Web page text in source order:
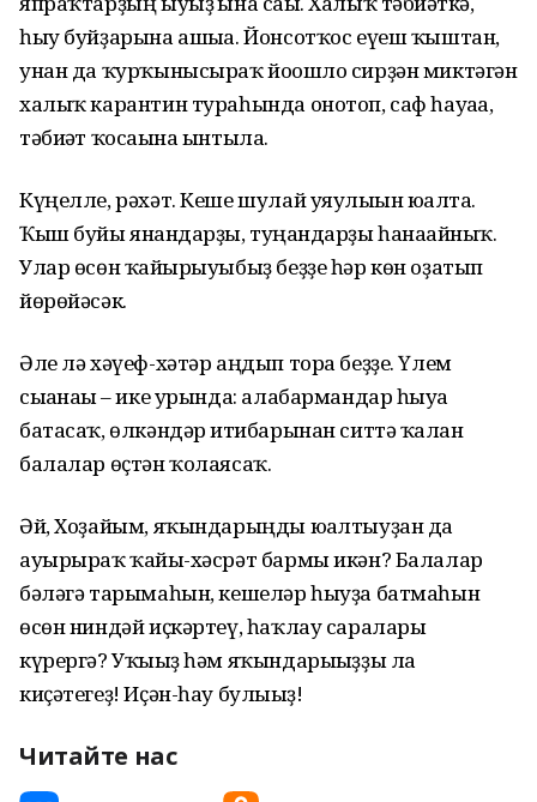
һыу буйҙарына ашыға. Йонсотҡос еүеш ҡыштан,
унан да ҡурҡынысыраҡ йоғошло сирҙән миктәгән
халыҡ карантин тураһында онотоп, саф һауаға,
тәбиғәт ҡосағына ынтыла.
Күңелле, рәхәт. Кеше шулай уяулығын юғалта.
Ҡыш буйы янғандарҙы, туңғандарҙы һанағайныҡ.
Улар өсөн ҡайғырыуыбыҙ беҙҙе һәр көн оҙатып
йөрөйәсәк.
Әле лә хәүеф-хәтәр аңдып тора беҙҙе. Үлем
сығанағы – ике урында: алабармандар һыуға
батасаҡ, өлкәндәр иғтибарынан ситтә ҡалған
балалар өҫтән ҡолаясаҡ.
Әй, Хоҙайым, яҡындарыңды юғалтыуҙан да
ауырыраҡ ҡайғы-хәсрәт бармы икән? Балалар
бәләгә тарымаһын, кешеләр һыуҙа батмаһын
өсөн ниндәй иҫкәртеү, һаҡлау саралары
күрергә? Уҡығыҙ һәм яҡындарығыҙҙы ла
киҫәтегеҙ! Иҫән-һау булығыҙ!
Читайте нас